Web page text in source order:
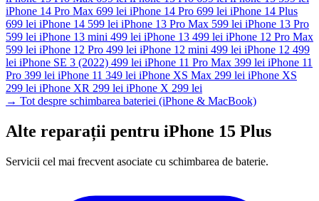
iPhone 14 Pro Max 699 lei iPhone 14 Pro 699 lei iPhone 14 Plus
699 lei iPhone 14 599 lei iPhone 13 Pro Max 599 lei iPhone 13 Pro
599 lei iPhone 13 mini 499 lei iPhone 13 499 lei iPhone 12 Pro Max
599 lei iPhone 12 Pro 499 lei iPhone 12 mini 499 lei iPhone 12 499
lei iPhone SE 3 (2022) 499 lei iPhone 11 Pro Max 399 lei iPhone 11
Pro 399 lei iPhone 11 349 lei iPhone XS Max 299 lei iPhone XS
299 lei iPhone XR 299 lei iPhone X 299 lei
→ Tot despre schimbarea bateriei (iPhone & MacBook)
Alte reparații pentru iPhone 15 Plus
Servicii cel mai frecvent asociate cu schimbarea de baterie.